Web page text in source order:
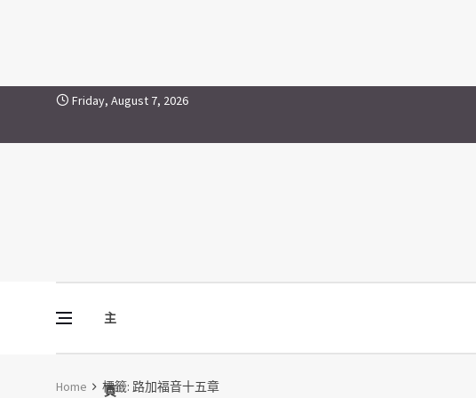
Skip to content
路加福音十五章
Friday, August 7, 2026
主
頁
Vine Media
葡萄樹傳媒
Home 標籤: 路加福音十五章